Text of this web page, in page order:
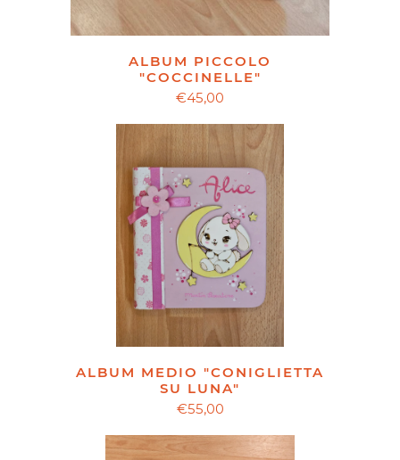
ALBUM PICCOLO
"COCCINELLE"
€45,00
ALBUM MEDIO "CONIGLIETTA
SU LUNA"
€55,00